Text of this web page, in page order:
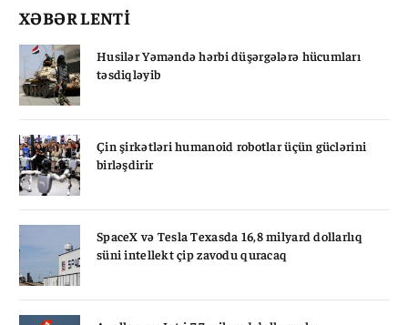
XƏBƏR LENTİ
Husilər Yəməndə hərbi düşərgələrə hücumları
təsdiqləyib
Çin şirkətləri humanoid robotlar üçün güclərini
birləşdirir
SpaceX və Tesla Texasda 16,8 milyard dollarlıq
süni intellekt çip zavodu quracaq